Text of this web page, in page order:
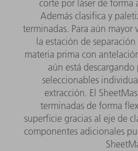
corte por láser de forma
Además clasifica y
terminadas. Para aún
la estación de
materia prima con
aún está descargando
seleccionables
extracción. El
terminadas de forma
superficie gracias al eje de
componentes adicionales